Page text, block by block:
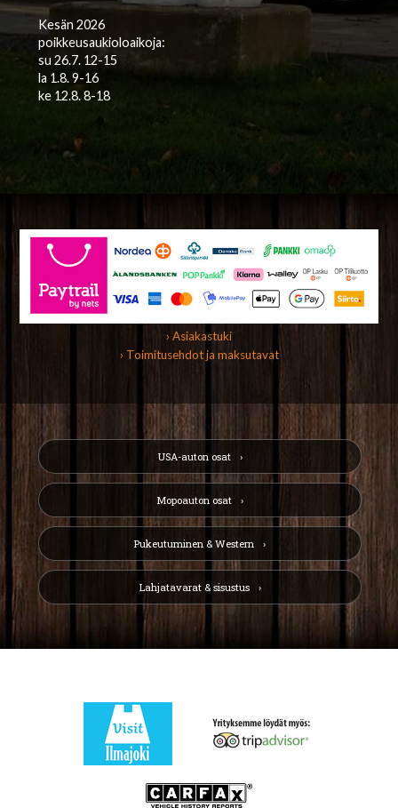
Kesän 2026
poikkeusaukioloaikoja:
su 26.7. 12-15
la 1.8. 9-16
ke 12.8. 8-18
› Asiakastuki
› Toimitusehdot ja maksutavat
USA-auton osat
Mopoauton osat
Pukeutuminen & Western
Lahjatavarat & sisustus